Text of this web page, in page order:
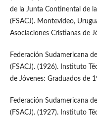
de la Junta Continental de
(FSACJ). Montevideo,
Asociaciones Cristianas de
Federación Sudamericana
(FSACJ). (1926). Instituto
de Jóvenes: Graduados de
Federación Sudamericana
(FSACJ). (1927). Instituto